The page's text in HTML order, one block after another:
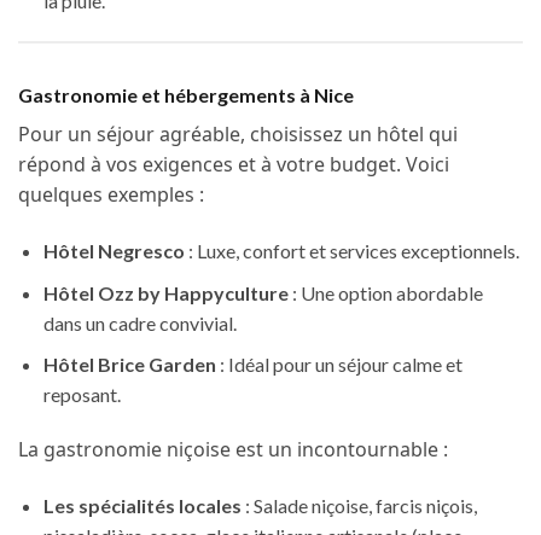
Gastronomie et hébergements à Nice
Pour un séjour agréable, choisissez un hôtel qui
répond à vos exigences et à votre budget. Voici
quelques exemples :
Hôtel Negresco : Luxe, confort et services exceptionnels.
Hôtel Ozz by Happyculture: Une option abordable
dans un cadre convivial.
Hôtel Brice Garden : Idéal pour un séjour calme et
reposant.
La gastronomie niçoise est un incontournable :
Les spécialités locales : Salade niçoise, farcis niçois,